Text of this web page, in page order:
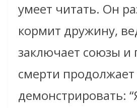
умеет читать. Он
кормит дружину,
заключает союзы и
смерти продолжает
демонстрировать: